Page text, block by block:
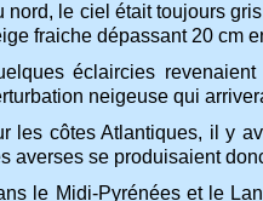
nord, le ciel était toujours
fraiche dépassant 20 cm
éclaircies
neigeuse qui
les côtes Atlantiques, il y
averses se produisaient
le Midi-Pyrénées et le